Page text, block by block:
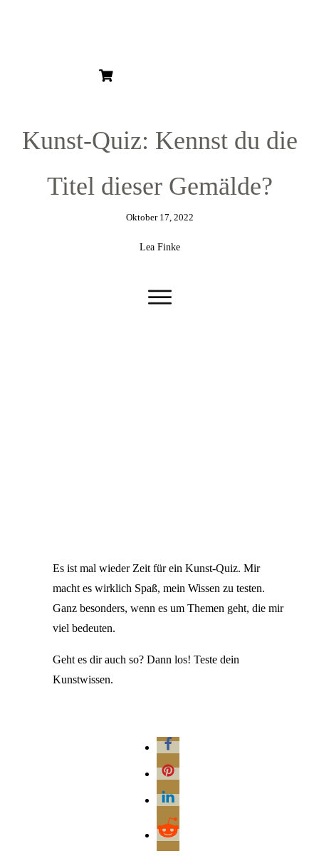
KUNSTDRUCKE
Kunst-Quiz: Kennst du die
Titel dieser Gemälde?
Oktober 17, 2022
Lea Finke
Es ist mal wieder Zeit für ein Kunst-Quiz. Mir
macht es wirklich Spaß, mein Wissen zu testen.
Ganz besonders, wenn es um Themen geht, die mir
viel bedeuten.
Geht es dir auch so? Dann los! Teste dein
Kunstwissen.